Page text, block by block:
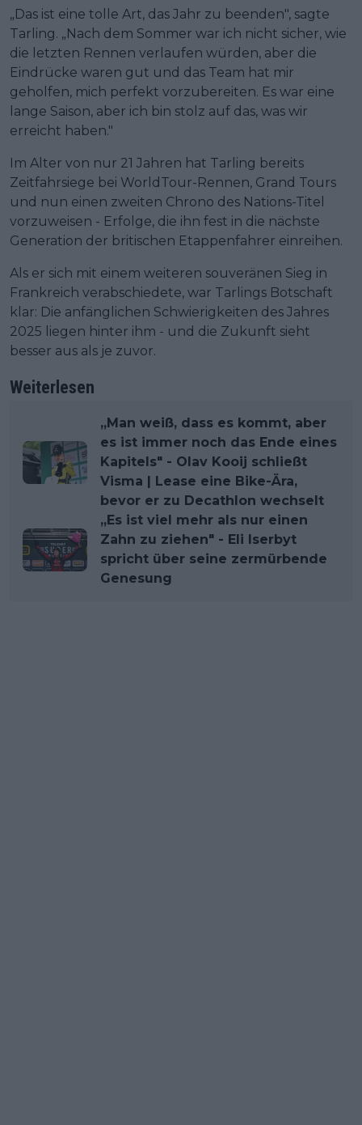
„Das ist eine tolle Art, das Jahr zu beenden", sagte
Tarling. „Nach dem Sommer war ich nicht sicher, wie
die letzten Rennen verlaufen würden, aber die
Eindrücke waren gut und das Team hat mir
geholfen, mich perfekt vorzubereiten. Es war eine
lange Saison, aber ich bin stolz auf das, was wir
erreicht haben."
Im Alter von nur 21 Jahren hat Tarling bereits
Zeitfahrsiege bei WorldTour-Rennen, Grand Tours
und nun einen zweiten Chrono des Nations-Titel
vorzuweisen - Erfolge, die ihn fest in die nächste
Generation der britischen Etappenfahrer einreihen.
Als er sich mit einem weiteren souveränen Sieg in
Frankreich verabschiedete, war Tarlings Botschaft
klar: Die anfänglichen Schwierigkeiten des Jahres
2025 liegen hinter ihm - und die Zukunft sieht
besser aus als je zuvor.
Weiterlesen
„Man weiß, dass es kommt, aber
es ist immer noch das Ende eines
Kapitels" - Olav Kooij schließt
Visma | Lease eine Bike-Ära,
bevor er zu Decathlon wechselt
„Es ist viel mehr als nur einen
Zahn zu ziehen" - Eli Iserbyt
spricht über seine zermürbende
Genesung